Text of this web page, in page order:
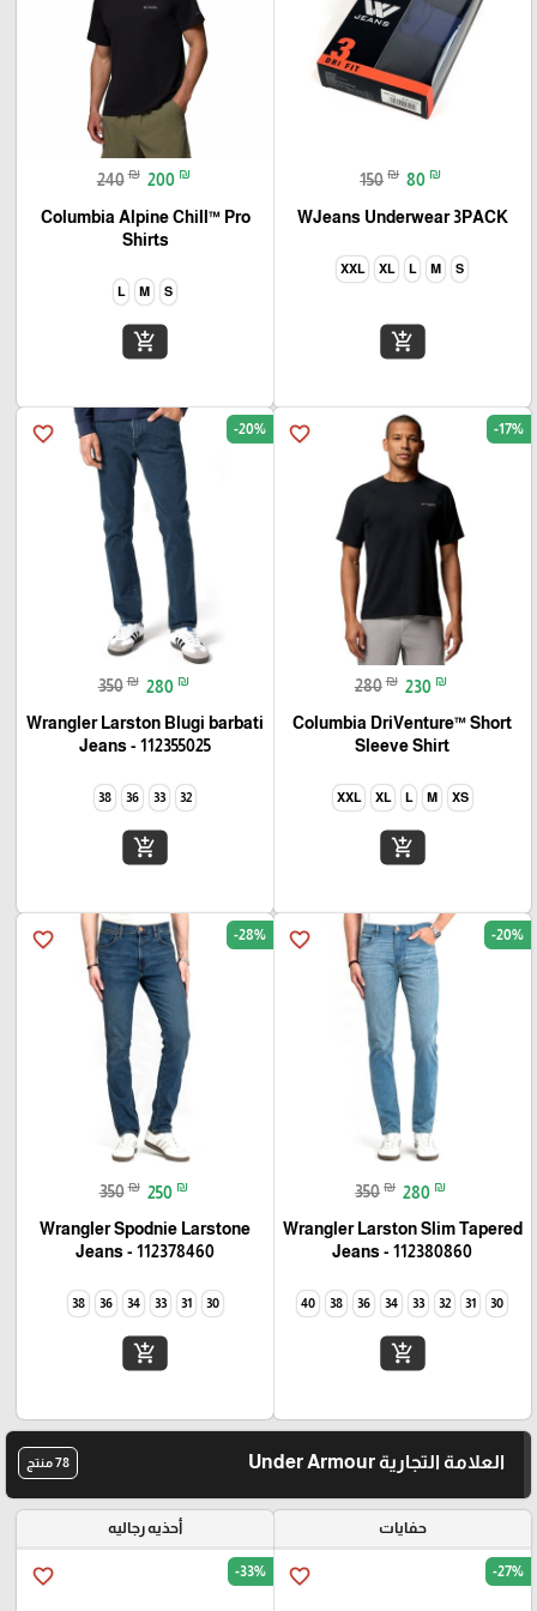
150 ₪ 80 ₪
WJeans Underwear 3PACK
S
M
L
XL
XXL
add_shopping_cart
240 ₪ 200 ₪
Columbia Alpine Chill™ Pro
Shirts
S
M
L
add_shopping_cart
favorite_border -17%
280 ₪ 230 ₪
Columbia DriVenture™ Short
Sleeve Shirt
XS
M
L
XL
XXL
add_shopping_cart
favorite_border -20%
350 ₪ 280 ₪
Wrangler Larston Blugi barbati
Jeans - 112355025
32
33
36
38
add_shopping_cart
favorite_border -20%
350 ₪ 280 ₪
Wrangler Larston Slim Tapered
Jeans - 112380860
30
31
32
33
34
36
38
40
add_shopping_cart
favorite_border -28%
350 ₪ 250 ₪
Wrangler Spodnie Larstone
Jeans - 112378460
30
31
33
34
36
38
add_shopping_cart
العلامة التجارية Under Armour 78 منتج
حفايات
favorite_border -27%
أحذيه رجاليه
favorite_border -33%